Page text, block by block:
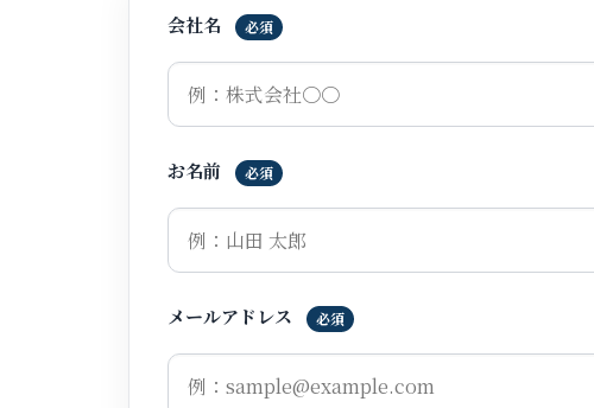
会社名 必須
お名前 必須
メールアドレス 必須